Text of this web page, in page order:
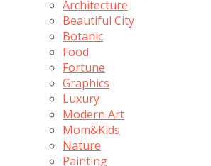
Architecture
Beautiful City
Botanic
Food
Fortune
Graphics
Luxury
Modern Art
Mom&Kids
Nature
Painting